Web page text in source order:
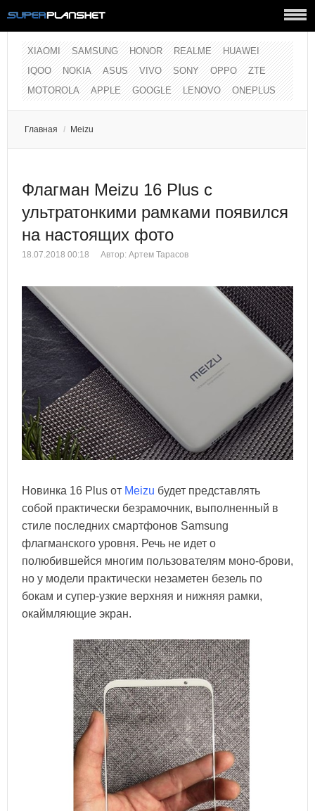
XIAOMI SAMSUNG HONOR REALME
HUAWEI
IQOO
NOKIA ASUS VIVO SONY OPPO
ZTE
MOTOROLA
APPLE GOOGLE LENOVO ONEPLUS
Главная / Meizu
Флагман Meizu 16 Plus с
ультратонкими рамками появился
на настоящих фото
18.07.2018 00:18 Автор: Артем Тарасов
Новинка 16 Plus от Meizu будет представлять
собой практически безрамочник, выполненный в
стиле последних смартфонов Samsung
флагманского уровня. Речь не идет о
полюбившейся многим пользователям моно-брови,
но у модели практически незаметен безель по
бокам и супер-узкие верхняя и нижняя рамки,
окаймляющие экран.